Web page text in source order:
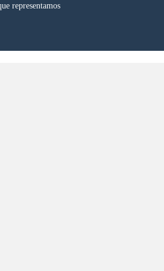
representamos